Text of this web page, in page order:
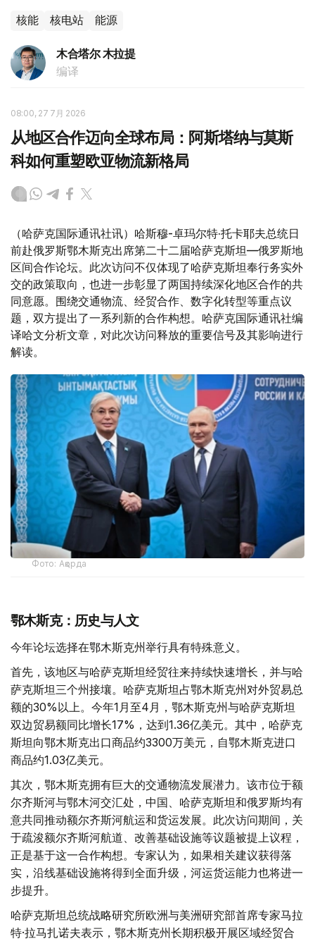
核能 核电站 能源
木合塔尔 木拉提
编译
08:00, 27 7月 2026
从地区合作迈向全球布局：阿斯塔纳与莫斯
科如何重塑欧亚物流新格局
（哈萨克国际通讯社讯）哈斯穆-卓玛尔特·托卡耶夫总统日
前赴俄罗斯鄂木斯克出席第二十二届哈萨克斯坦—俄罗斯地
区间合作论坛。此次访问不仅体现了哈萨克斯坦奉行务实外
交的政策取向，也进一步彰显了两国持续深化地区合作的共
同意愿。围绕交通物流、经贸合作、数字化转型等重点议
题，双方提出了一系列新的合作构想。哈萨克国际通讯社编
译哈文分析文章，对此次访问释放的重要信号及其影响进行
解读。
Фото: Ақорда
鄂木斯克：历史与人文
今年论坛选择在鄂木斯克州举行具有特殊意义。
首先，该地区与哈萨克斯坦经贸往来持续快速增长，并与哈
萨克斯坦三个州接壤。哈萨克斯坦占鄂木斯克州对外贸易总
额的30%以上。今年1月至4月，鄂木斯克州与哈萨克斯坦
双边贸易额同比增长17%，达到1.36亿美元。其中，哈萨克
斯坦向鄂木斯克出口商品约3300万美元，自鄂木斯克进口
商品约1.03亿美元。
其次，鄂木斯克拥有巨大的交通物流发展潜力。该市位于额
尔齐斯河与鄂木河交汇处，中国、哈萨克斯坦和俄罗斯均有
意共同推动额尔齐斯河航运和货运发展。此次访问期间，关
于疏浚额尔齐斯河航道、改善基础设施等议题被提上议程，
正是基于这一合作构想。专家认为，如果相关建议获得落
实，沿线基础设施将得到全面升级，河运货运能力也将进一
步提升。
哈萨克斯坦总统战略研究所欧洲与美洲研究部首席专家马拉
特·拉马扎诺夫表示，鄂木斯克州长期积极开展区域经贸合